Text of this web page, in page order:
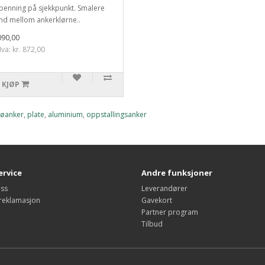
på sjekkpunkt. Smalere
mellom ankerklørne..
kr. 872,00
KJØP
, plate, aluminium, oppstallingsanker
Andre funksjoner
Leverandører
Gavekort
Partner program
Tilbud